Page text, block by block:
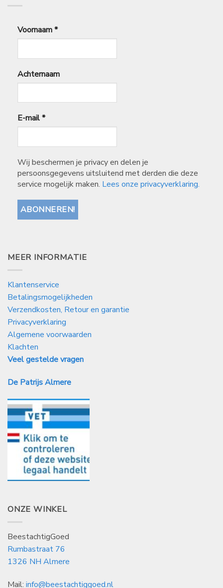
Voornaam*
Achternaam
E-mail*
Wij beschermen je privacy en delen je
persoonsgegevens uitsluitend met derden die deze
service mogelijk maken. Lees onze privacyverklaring.
MEER INFORMATIE
Klantenservice
Betalingsmogelijkheden
Verzendkosten, Retour en garantie
Privacyverklaring
Algemene voorwaarden
Klachten
Veel gestelde vragen
De Patrijs Almere
ONZE WINKEL
BeestachtigGoed
Rumbastraat 76
1326 NH Almere
Mail: info@beestachtiggoed.nl